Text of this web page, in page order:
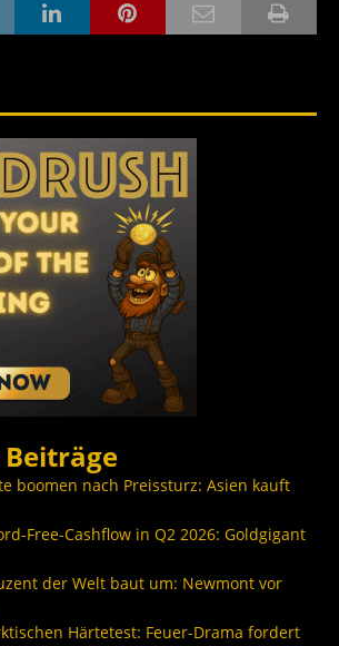
boomen nach Preissturz: Asien kauft
Free-Cashflow in Q2 2026: Goldgigant
der Welt baut um: Newmont vor
Härtetest: Feuer-Drama fordert